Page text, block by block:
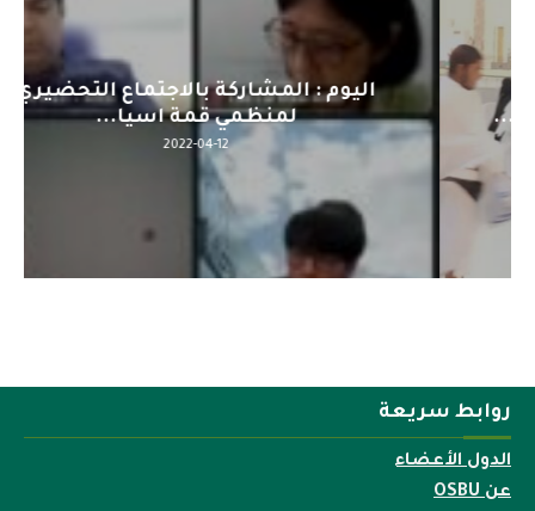
اليوم : المشاركة بالاجتماع التحضيري
لمنظمي قمة اسيا...
2022-04-12
روابط سريعة
الدول الأعضاء
عن OSBU